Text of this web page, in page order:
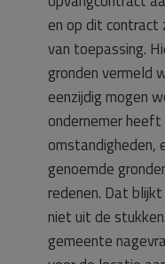
en op dit contract
van toepassing.
gronden vermeld
eenzijdig mogen
ondernemer
omstandigheden,
genoemde
redenen. Dat
niet uit de
gemeente